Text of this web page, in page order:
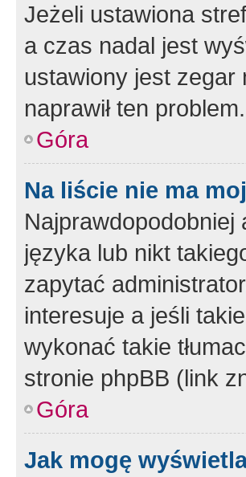
Jeżeli ustawiona
a czas nadal jest
ustawiony jest zegar
naprawił ten problem.
Góra
Na liście nie ma
Najprawdopodobniej
języka lub nikt
zapytać
interesuje a jeśli
wykonać takie
stronie phpBB (link
Góra
Jak mogę